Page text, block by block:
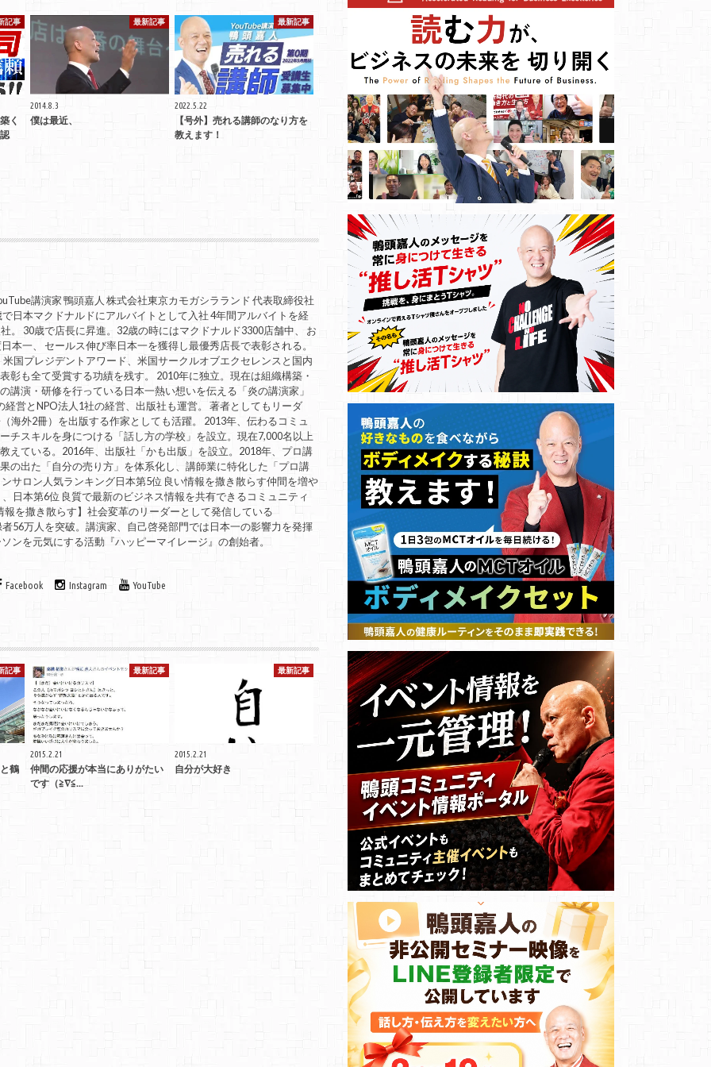
記事
く
最新記事
2014.8.3
僕は最近、
最新記事
2022.5.22
【号外】売れる講師のなり方を
教えます！
講演家 鴨頭嘉人 株式会社東京カモガシラランド 代表取締役社
日本マクドナルドにアルバイトとして入社 4年間アルバイトを経
。 30歳で店長に昇進。32歳の時にはマクドナルド3300店舗中、 お
本一、 セールス伸び率日本一を獲得し最優秀店長で表彰される。
国プレジデントアワード、米国サークルオブエクセレンスと国内
彰も全て受賞する功績を残す。 2010年に独立。現在は組織構築・
講演・研修を行っている日本一熱い想いを伝える「炎の講演家」
営とNPO法人1社の経営、出版社も運営。 著者としてもリーダ
海外2冊）を出版する作家としても活躍。 2013年、伝わるコミュ
チスキルを身につける「話し方の学校」を設立。現在7,000名以上
えている。2016年、出版社「かも出版」を設立。2018年、プロ講
の出た「自分の売り方」を体系化し、講師業に特化した「プロ講
サロン人気ランキング日本第5位 良い情報を撒き散らす仲間を増や
日本第6位 良質で最新のビジネス情報を共有できるコミュニティ
報を撒き散らす】社会変革のリーダーとして発信している
56万人を突破。講演家、自己啓発部門では日本一の影響力を発揮
ンを元気にする活動『ハッピーマイレージ』の創始者。
Facebook Instagram YouTube
記事
鶴
最新記事
2015.2.21
仲間の応援が本当にありがたい
です（≧∇≦...
最新記事
2015.2.21
自分が大好き